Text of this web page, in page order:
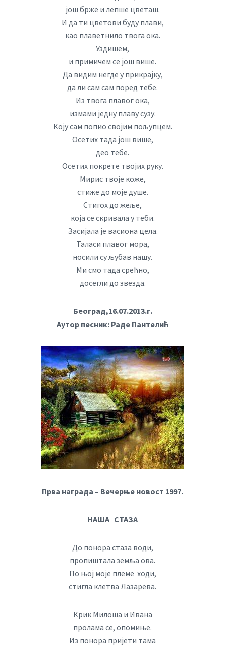
још брже и лепше цветаш.
И да ти цветови буду плави,
као плаветнило твога ока.
Уздишем,
и примичем се још више.
Да видим негде у прикрајку,
да ли сам сам поред тебе.
Из твога плавог ока,
измами једну плаву сузу.
Коју сам попио својим пољупцем.
Осетих тада још више,
део тебе.
Осетих покрете твојих руку.
Мирис твоје коже,
стиже до моје душе.
Стигох до жеље,
која се скривала у теби.
Засијала је васиона цела.
Таласи плавог мора,
носили су љубав нашу.
Ми смо тада срећно,
досегли до звезда.
Београд,16.07.2013.г.
Аутор песник: Раде Пантелић
Прва награда – Вечерње новост 1997.
НАША СТАЗА
До понора стаза води,
пропиштала земља ова.
По њој моје племе ходи,
стигла клетва Лазарева.
Крик Милоша и Ивана
пролама се, опомиње.
Из понора пријети тама